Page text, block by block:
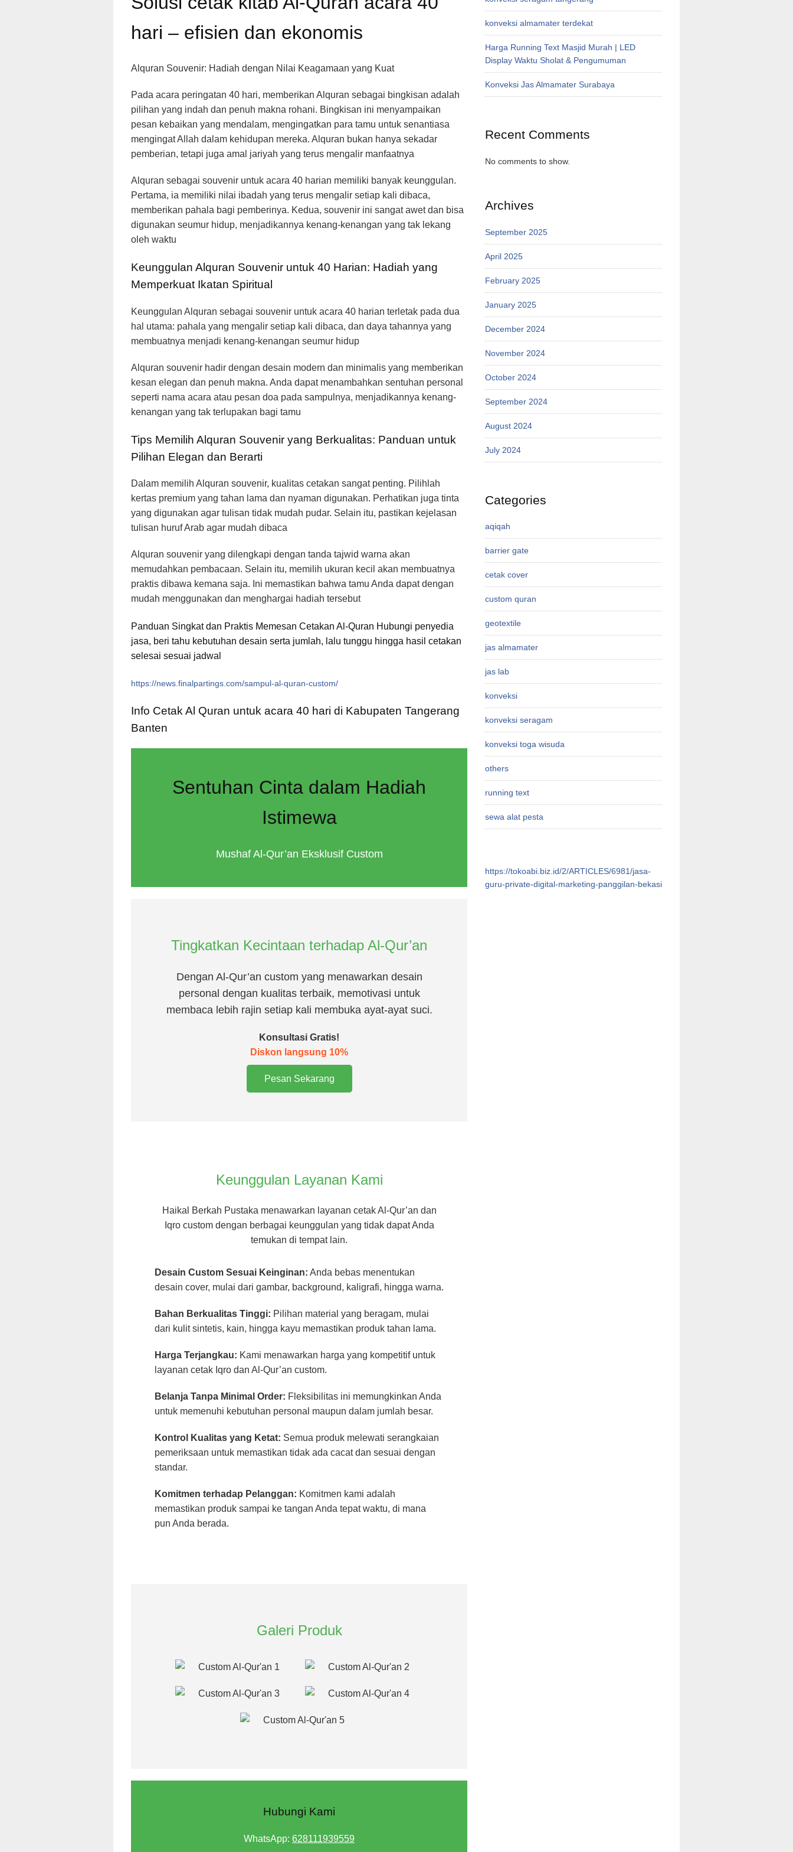
hari – efisien dan ekonomis
Alquran Souvenir: Hadiah dengan Nilai Keagamaan yang Kuat
Pada acara peringatan 40 hari, memberikan Alquran sebagai bingkisan adalah
pilihan yang indah dan penuh makna rohani. Bingkisan ini menyampaikan
pesan kebaikan yang mendalam, mengingatkan para tamu untuk senantiasa
mengingat Allah dalam kehidupan mereka. Alquran bukan hanya sekadar
pemberian, tetapi juga amal jariyah yang terus mengalir manfaatnya
Alquran sebagai souvenir untuk acara 40 harian memiliki banyak keunggulan.
Pertama, ia memiliki nilai ibadah yang terus mengalir setiap kali dibaca,
memberikan pahala bagi pemberinya. Kedua, souvenir ini sangat awet dan bisa
digunakan seumur hidup, menjadikannya kenang-kenangan yang tak lekang
oleh waktu
Keunggulan Alquran Souvenir untuk 40 Harian: Hadiah yang
Memperkuat Ikatan Spiritual
Keunggulan Alquran sebagai souvenir untuk acara 40 harian terletak pada dua
hal utama: pahala yang mengalir setiap kali dibaca, dan daya tahannya yang
membuatnya menjadi kenang-kenangan seumur hidup
Alquran souvenir hadir dengan desain modern dan minimalis yang memberikan
kesan elegan dan penuh makna. Anda dapat menambahkan sentuhan personal
seperti nama acara atau pesan doa pada sampulnya, menjadikannya kenang-
kenangan yang tak terlupakan bagi tamu
Tips Memilih Alquran Souvenir yang Berkualitas: Panduan untuk
Pilihan Elegan dan Berarti
Dalam memilih Alquran souvenir, kualitas cetakan sangat penting. Pilihlah
kertas premium yang tahan lama dan nyaman digunakan. Perhatikan juga tinta
yang digunakan agar tulisan tidak mudah pudar. Selain itu, pastikan kejelasan
tulisan huruf Arab agar mudah dibaca
Alquran souvenir yang dilengkapi dengan tanda tajwid warna akan
memudahkan pembacaan. Selain itu, memilih ukuran kecil akan membuatnya
praktis dibawa kemana saja. Ini memastikan bahwa tamu Anda dapat dengan
mudah menggunakan dan menghargai hadiah tersebut
Panduan Singkat dan Praktis Memesan Cetakan Al-Quran Hubungi penyedia
jasa, beri tahu kebutuhan desain serta jumlah, lalu tunggu hingga hasil cetakan
selesai sesuai jadwal
https://news.finalpartings.com/sampul-al-quran-custom/
Info Cetak Al Quran untuk acara 40 hari di Kabupaten Tangerang
Banten
Sentuhan Cinta dalam Hadiah
Istimewa
Mushaf Al-Qur’an Eksklusif Custom
Tingkatkan Kecintaan terhadap Al-Qur’an
Dengan Al-Qur’an custom yang menawarkan desain
personal dengan kualitas terbaik, memotivasi untuk
membaca lebih rajin setiap kali membuka ayat-ayat suci.
Konsultasi Gratis!
Diskon langsung 10%
Pesan Sekarang
Keunggulan Layanan Kami
Haikal Berkah Pustaka menawarkan layanan cetak Al-Qur’an dan
Iqro custom dengan berbagai keunggulan yang tidak dapat Anda
temukan di tempat lain.
Desain Custom Sesuai Keinginan: Anda bebas menentukan
desain cover, mulai dari gambar, background, kaligrafi, hingga warna.
Bahan Berkualitas Tinggi: Pilihan material yang beragam, mulai
dari kulit sintetis, kain, hingga kayu memastikan produk tahan lama.
Harga Terjangkau: Kami menawarkan harga yang kompetitif untuk
layanan cetak Iqro dan Al-Qur’an custom.
Belanja Tanpa Minimal Order: Fleksibilitas ini memungkinkan Anda
untuk memenuhi kebutuhan personal maupun dalam jumlah besar.
Kontrol Kualitas yang Ketat: Semua produk melewati serangkaian
pemeriksaan untuk memastikan tidak ada cacat dan sesuai dengan
standar.
Komitmen terhadap Pelanggan: Komitmen kami adalah
memastikan produk sampai ke tangan Anda tepat waktu, di mana
pun Anda berada.
Galeri Produk
Hubungi Kami
WhatsApp: 628111939559
konveksi almamater terdekat
Harga Running Text Masjid Murah | LED
Display Waktu Sholat & Pengumuman
Konveksi Jas Almamater Surabaya
Recent Comments
No comments to show.
Archives
September 2025
April 2025
February 2025
January 2025
December 2024
November 2024
October 2024
September 2024
August 2024
July 2024
Categories
aqiqah
barrier gate
cetak cover
custom quran
geotextile
jas almamater
jas lab
konveksi
konveksi seragam
konveksi toga wisuda
others
running text
sewa alat pesta
https://tokoabi.biz.id/2/ARTICLES/6981/jasa-
guru-private-digital-marketing-panggilan-bekasi